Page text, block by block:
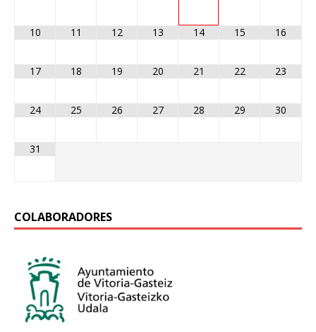
10 11 12 13 14 15 16
17 18 19 20 21 22 23
24 25 26 27 28 29 30
31
COLABORADORES